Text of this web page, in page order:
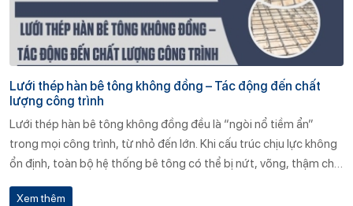
Lưới thép hàn bê tông không đồng – Tác động đến chất
lượng công trình
Lưới thép hàn bê tông không đồng đều là “ngòi nổ tiềm ẩn”
trong mọi công trình, từ nhỏ đến lớn. Khi cấu trúc chịu lực không
ổn định, toàn bộ hệ thống bê tông có thể bị nứt, võng, thậm chí
sập đổ trong điều kiện tải trọng lớn.
Xem thêm